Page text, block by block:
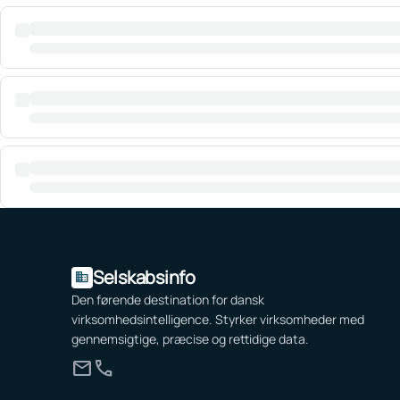
domain Selskabsinfo
Den førende destination for dansk
virksomhedsintelligence. Styrker virksomheder med
gennemsigtige, præcise og rettidige data.
mailcall